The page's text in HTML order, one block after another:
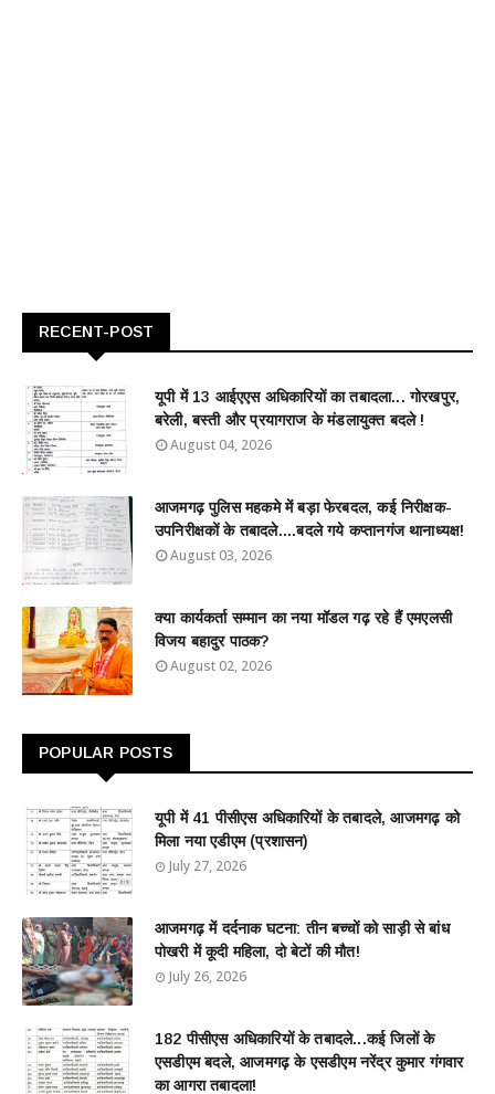
RECENT-POST
यूपी में 13 आईएएस अधिकारियों का तबादला... गोरखपुर,
बरेली, बस्ती और प्रयागराज के मंडलायुक्त बदले !
August 04, 2026
आजमगढ़ पुलिस महकमे में बड़ा फेरबदल, कई निरीक्षक-
उपनिरीक्षकों के तबादले....बदले गये कप्तानगंज थानाध्यक्ष!
August 03, 2026
क्या कार्यकर्ता सम्मान का नया मॉडल गढ़ रहे हैं एमएलसी
विजय बहादुर पाठक?
August 02, 2026
POPULAR POSTS
यूपी में 41 पीसीएस अधिकारियों के तबादले, आजमगढ़ को
मिला नया एडीएम (प्रशासन)
July 27, 2026
आजमगढ़ में दर्दनाक घटना: तीन बच्चों को साड़ी से बांध
पोखरी में कूदी महिला, दो बेटों की मौत!
July 26, 2026
182 पीसीएस अधिकारियों के तबादले...कई जिलों के
एसडीएम बदले, आजमगढ़ के एसडीएम नरेंद्र कुमार गंगवार
का आगरा तबादला!